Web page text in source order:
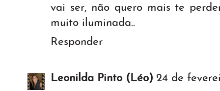
vai ser, não quero mais te
muito iluminada..
Responder
Leonilda Pinto (Léo) 24 de